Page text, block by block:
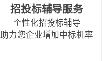
招投标辅导服务
个性化招投标辅导
助力您企业增加中标机率